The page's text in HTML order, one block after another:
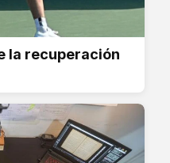
la recuperación